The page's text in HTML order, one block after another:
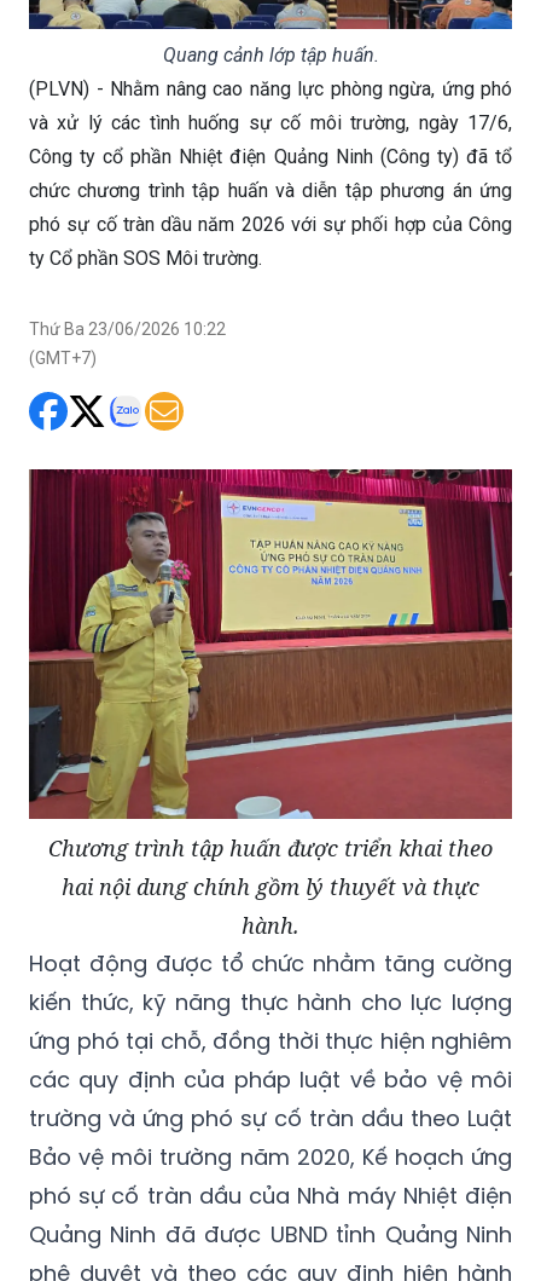
Quang cảnh lớp tập huấn.
(PLVN) - Nhằm nâng cao năng lực phòng ngừa, ứng phó
và xử lý các tình huống sự cố môi trường, ngày 17/6,
Công ty cổ phần Nhiệt điện Quảng Ninh (Công ty) đã tổ
chức chương trình tập huấn và diễn tập phương án ứng
phó sự cố tràn dầu năm 2026 với sự phối hợp của Công
ty Cổ phần SOS Môi trường.
Thứ Ba 23/06/2026 10:22
(GMT+7)
Chương trình tập huấn được triển khai theo
hai nội dung chính gồm lý thuyết và thực
hành.
Hoạt động được tổ chức nhằm tăng cường
kiến thức, kỹ năng thực hành cho lực lượng
ứng phó tại chỗ, đồng thời thực hiện nghiêm
các quy định của pháp luật về bảo vệ môi
trường và ứng phó sự cố tràn dầu theo Luật
Bảo vệ môi trường năm 2020, Kế hoạch ứng
phó sự cố tràn dầu của Nhà máy Nhiệt điện
Quảng Ninh đã được UBND tỉnh Quảng Ninh
phê duyệt và theo các quy định hiện hành